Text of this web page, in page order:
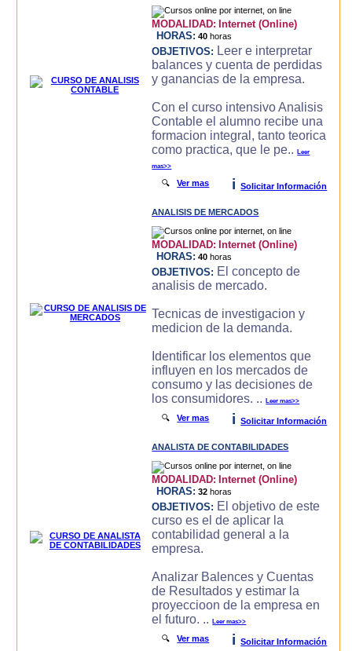
MODALIDAD: Internet (Online)
HORAS: 40 horas
OBJETIVOS: Leer e interpretar
balances y cuenta de perdidas
y ganancias de la empresa.
Con el curso intensivo Analisis
Contable el alumno recibe una
formacion integral, tanto teorica
como practica, que le pe..Leer
mas>>
🔍Ver mas i Solicitar Información
ANALISIS DE MERCADOS
MODALIDAD: Internet (Online)
HORAS: 40 horas
OBJETIVOS: El concepto de
analisis de mercado.
Tecnicas de investigacion y
medicion de la demanda.
Identificar los elementos que
influyen en los mercados de
consumo y las decisiones de
los consumidores. ..Leer mas>>
🔍Ver mas i Solicitar Información
ANALISTA DE CONTABILIDADES
MODALIDAD: Internet (Online)
HORAS: 32 horas
OBJETIVOS: El objetivo de este
curso es el de aplicar la
contabilidad general a la
empresa.
Analizar Balences y Cuentas
de Resultados y estimar la
proyeccioon de la empresa en
el futuro. ..Leer mas>>
🔍Ver mas i Solicitar Información